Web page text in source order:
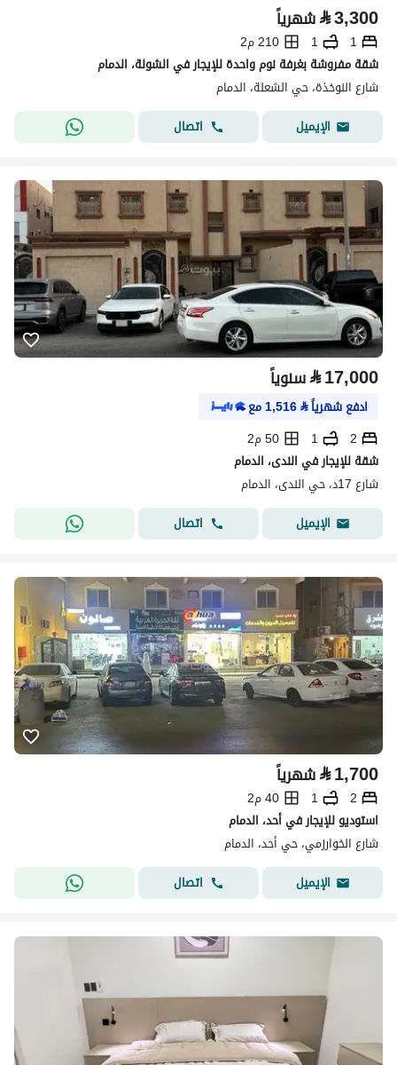
⃁3,300 شهرياً
1
1
210 م2
شقة مفروشة بغرفة نوم واحدة للإيجار في الشولة، الدمام
شارع النوخذة، حي الشعلة، الدمام
الإيميل
اتصال
⃁17,000 سنوياً
ادفع شهرياً⃁
1,516مع
2
1
50 م2
شقة للإيجار في الندى، الدمام
شارع 17د، حي الندى، الدمام
الإيميل
اتصال
⃁1,700 شهرياً
2
1
40 م2
استوديو للإيجار في أحد، الدمام
شارع الخوارزمي، حي أحد، الدمام
الإيميل
اتصال